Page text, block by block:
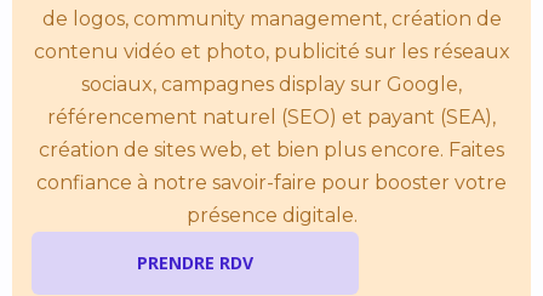
de logos, community management, création de
contenu vidéo et photo, publicité sur les réseaux
sociaux, campagnes display sur Google,
référencement naturel (SEO) et payant (SEA),
création de sites web, et bien plus encore. Faites
confiance à notre savoir-faire pour booster votre
présence digitale.
PRENDRE RDV